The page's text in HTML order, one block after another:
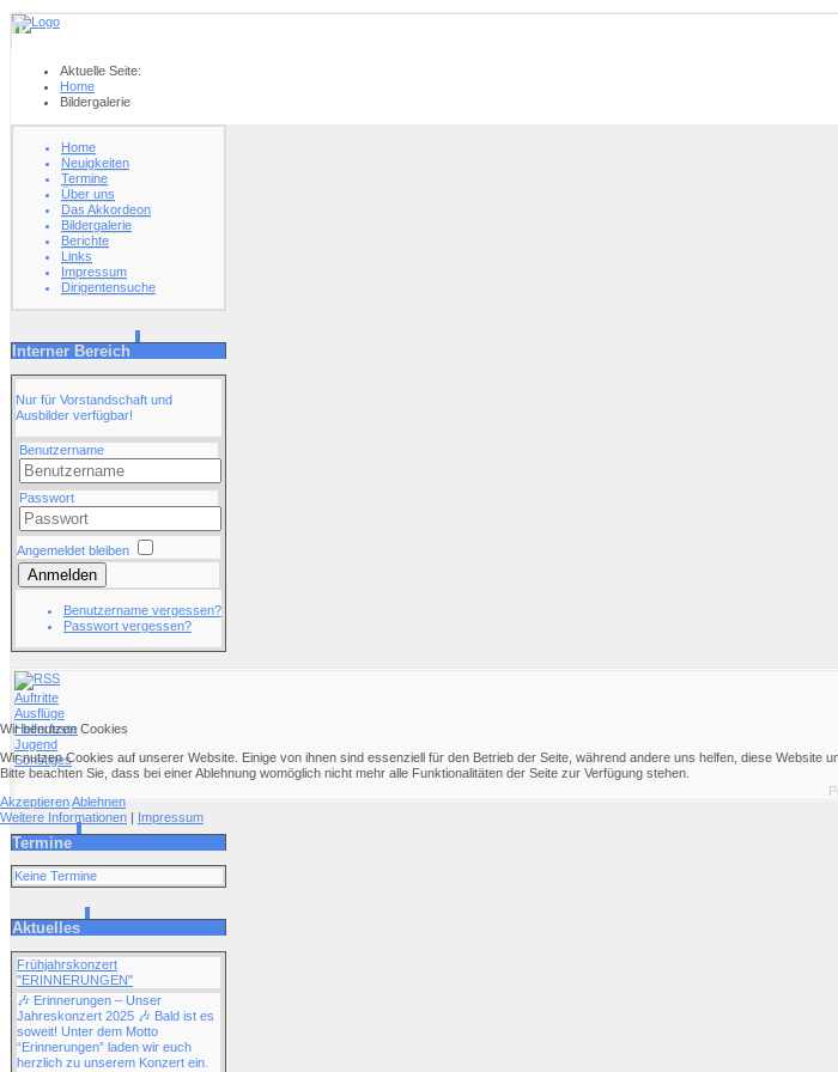
Aktuelle Seite:
Home
Bildergalerie
Home
Neuigkeiten
Termine
Über uns
Das Akkordeon
Bildergalerie
Berichte
Links
Impressum
Dirigentensuche
Interner Bereich
Nur für Vorstandschaft und
Ausbilder verfügbar!
Benutzername
Passwort
Angemeldet bleiben
Anmelden
Benutzername vergessen?
Passwort vergessen?
Auftritte
Ausflüge
Helferfeste
Jugend
Sonstiges
Termine
Keine Termine
Aktuelles
Frühjahrskonzert
"ERINNERUNGEN"
🎶 Erinnerungen – Unser
Jahreskonzert 2025 🎶 Bald ist es
soweit! Unter dem Motto
“Erinnerungen” laden wir euch
herzlich zu unserem Konzert ein.
Wir benutzen Cookies
Wir nutzen Cookies auf unserer Website. Einige von ihnen sind essenziell für den Betrieb der Seite, während andere uns helfen, diese
Bitte beachten Sie, dass bei einer Ablehnung womöglich nicht mehr alle Funktionalitäten der Seite zur Verfügung stehen.
AkzeptierenAblehnen
Weitere Informationen | Impressum